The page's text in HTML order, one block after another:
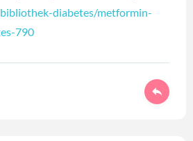
diabetes/metformin-
790